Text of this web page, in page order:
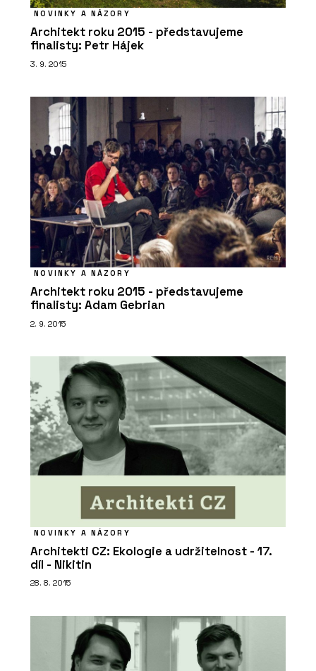
ČLÁNKY
Pergamenka: Nový život
holešovického brownfieldu
LASSELSBERGER (RAKO)
NOVINKY A NÁZORY
Architekt roku 2015 - představujeme
finalisty: Petr Hájek
3. 9. 2015
NOVINKY A NÁZORY
Architekt roku 2015 - představujeme
finalisty: Adam Gebrian
2. 9. 2015
NOVINKY A NÁZORY
Architekti CZ: Ekologie a udržitelnost - 17.
díl - Nikitin
28. 8. 2015